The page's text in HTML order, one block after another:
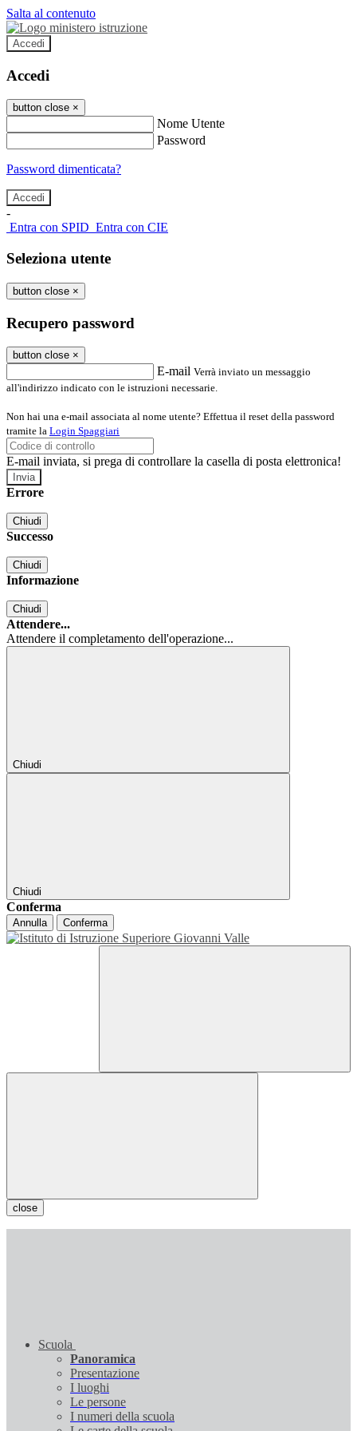
Salta al contenuto
Accedi
Accedi
button close ×
Nome Utente
Password
Password dimenticata?
-
Entra con SPID Entra con CIE
Seleziona utente
button close ×
Recupero password
button close ×
E-mail Verrà inviato un messaggio
all'indirizzo indicato con le istruzioni necessarie.
Non hai una e-mail associata al nome utente? Effettua il reset della password
tramite la Login Spaggiari
E-mail inviata, si prega di controllare la casella di posta elettronica!
Errore
Chiudi
Successo
Chiudi
Informazione
Chiudi
Attendere...
Attendere il completamento dell'operazione...
Chiudi
Chiudi
Conferma
Annulla Conferma
close
Scuola
Panoramica
Presentazione
I luoghi
Le persone
I numeri della scuola